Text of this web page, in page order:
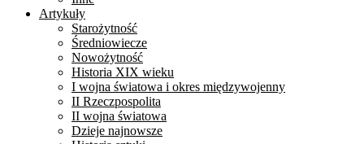
Artykuły
Starożytność
Średniowiecze
Nowożytność
Historia XIX wieku
I wojna światowa i okres międzywojenny
II Rzeczpospolita
II wojna światowa
Dzieje najnowsze